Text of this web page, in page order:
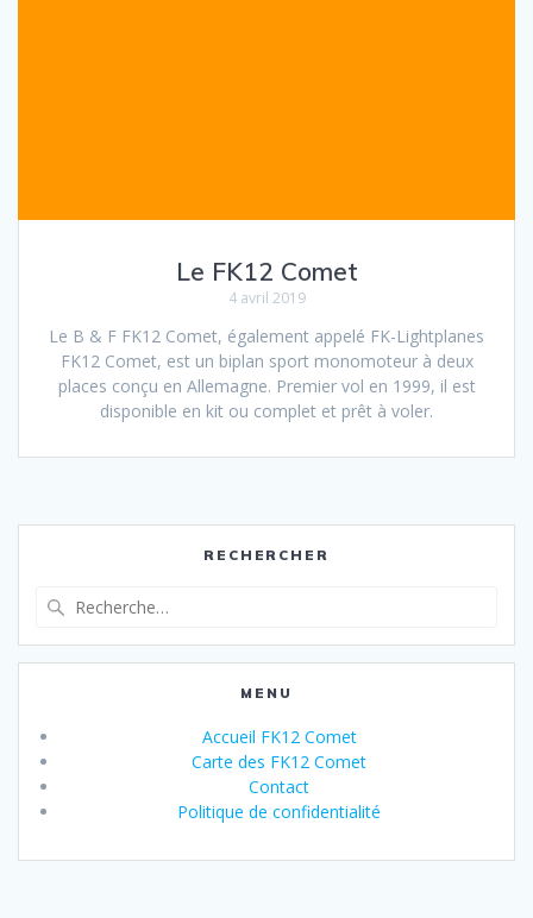
Le FK12 Comet
4 avril 2019
Le B & F FK12 Comet, également appelé FK-Lightplanes
FK12 Comet, est un biplan sport monomoteur à deux
places conçu en Allemagne. Premier vol en 1999, il est
disponible en kit ou complet et prêt à voler.
RECHERCHER
:
MENU
Accueil FK12 Comet
Carte des FK12 Comet
Contact
Politique de confidentialité